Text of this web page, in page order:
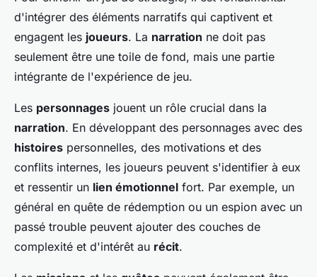
d'intégrer des éléments narratifs qui captivent et
engagent les joueurs. La narration ne doit pas
seulement être une toile de fond, mais une partie
intégrante de l'expérience de jeu.
Les personnages jouent un rôle crucial dans la
narration. En développant des personnages avec des
histoires personnelles, des motivations et des
conflits internes, les joueurs peuvent s'identifier à eux
et ressentir un lien émotionnel fort. Par exemple, un
général en quête de rédemption ou un espion avec un
passé trouble peuvent ajouter des couches de
complexité et d'intérêt au récit.